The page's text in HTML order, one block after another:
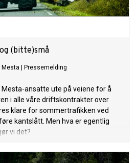
(bitte)små
Mesta Pressemelding
Mesta-ansatte ute på veiene for å
i alle våre driftskontrakter over
klare for sommertrafikken ved
kantslått. Men hva er egentlig
vi det?